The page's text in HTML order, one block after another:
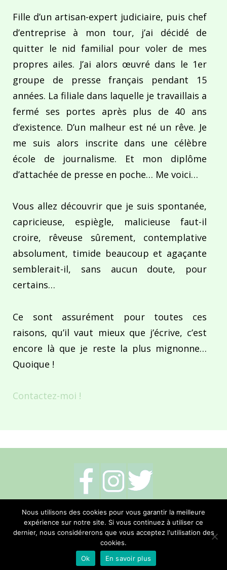
Fille d’un artisan-expert judiciaire, puis chef
d’entreprise à mon tour, j’ai décidé de
quitter le nid familial pour voler de mes
propres ailes. J’ai alors œuvré dans le 1er
groupe de presse français pendant 15
années. La filiale dans laquelle je travaillais a
fermé ses portes après plus de 40 ans
d’existence. D’un malheur est né un rêve. Je
me suis alors inscrite dans une célèbre
école de journalisme. Et mon diplôme
d’attachée de presse en poche… Me voici…
Vous allez découvrir que je suis spontanée,
capricieuse, espiègle, malicieuse faut-il
croire, rêveuse sûrement, contemplative
absolument, timide beaucoup et agaçante
semblerait-il, sans aucun doute, pour
certains…
Ce sont assurément pour toutes ces
raisons, qu’il vaut mieux que j’écrive, c’est
encore là que je reste la plus mignonne…
Quoique !
Contactez-moi !
Mentions légales- Politique de cookies-
Me contacter
Réalisation Hano Communication
Nous utilisons des cookies pour vous garantir la meilleure
expérience sur notre site. Si vous continuez à utiliser ce
dernier, nous considérerons que vous acceptez l'utilisation des
cookies.
Ok
En savoir plus